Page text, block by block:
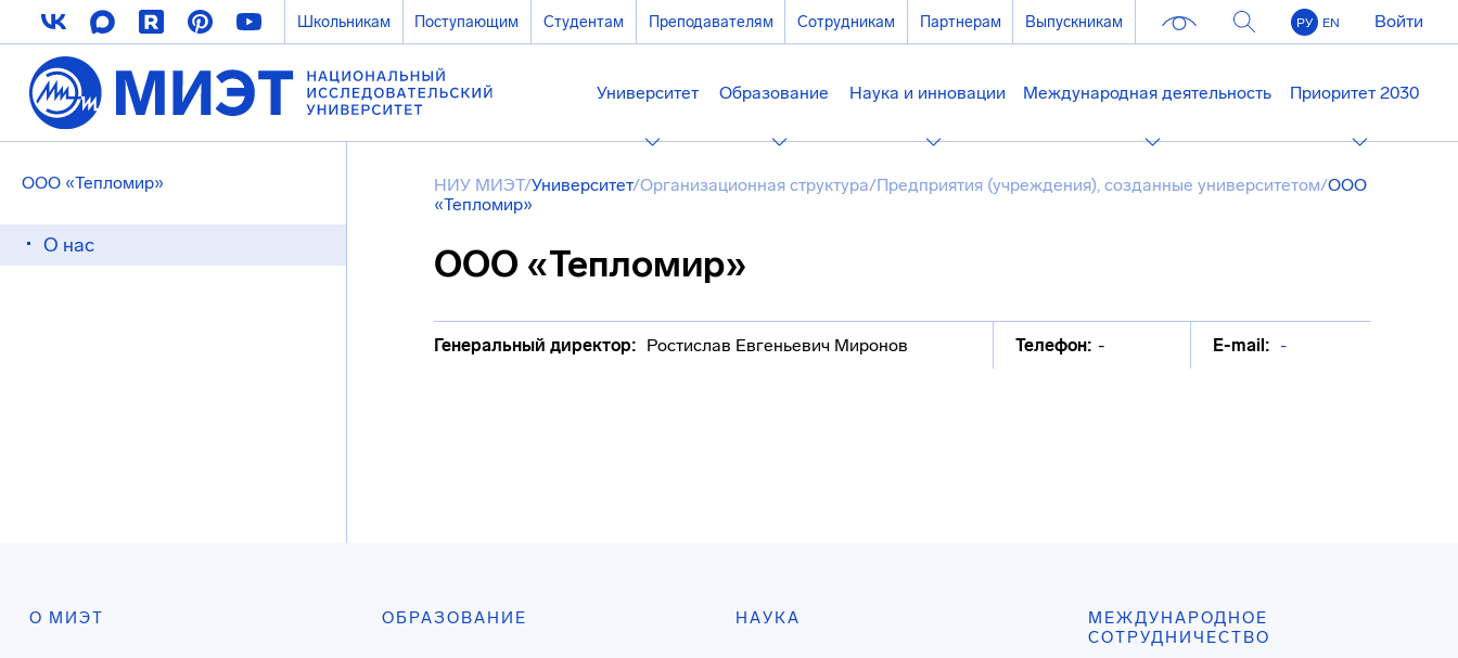
Школьникам Поступающим Студентам Преподавателям Сотрудникам Партнерам Выпускникам РУ EN Войти
Университет Образование Наука и инновации Международная деятельность Приоритет 2030
ООО «Тепломир»
О нас
НИУ МИЭТ/Университет/Организационная структура/Предприятия (учреждения), созданные университетом/ООО
«Тепломир»
ООО «Тепломир»
Генеральный директор: Ростислав Евгеньевич Миронов Телефон: - E-mail: -
О МИЭТ ОБРАЗОВАНИЕ НАУКА
МЕЖДУНАРОДНОЕ
СОТРУДНИЧЕСТВО